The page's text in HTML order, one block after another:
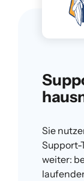
Sie
Support-
weiter: